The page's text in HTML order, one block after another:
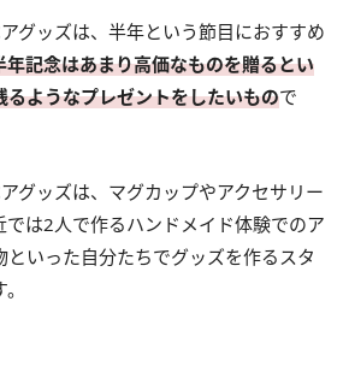
グッズは、半年という節目におすすめ
年記念はあまり高価なものを贈るとい
るようなプレゼントをしたいもので
グッズは、マグカップやアクセサリー
では2人で作るハンドメイド体験でのア
といった自分たちでグッズを作るスタ